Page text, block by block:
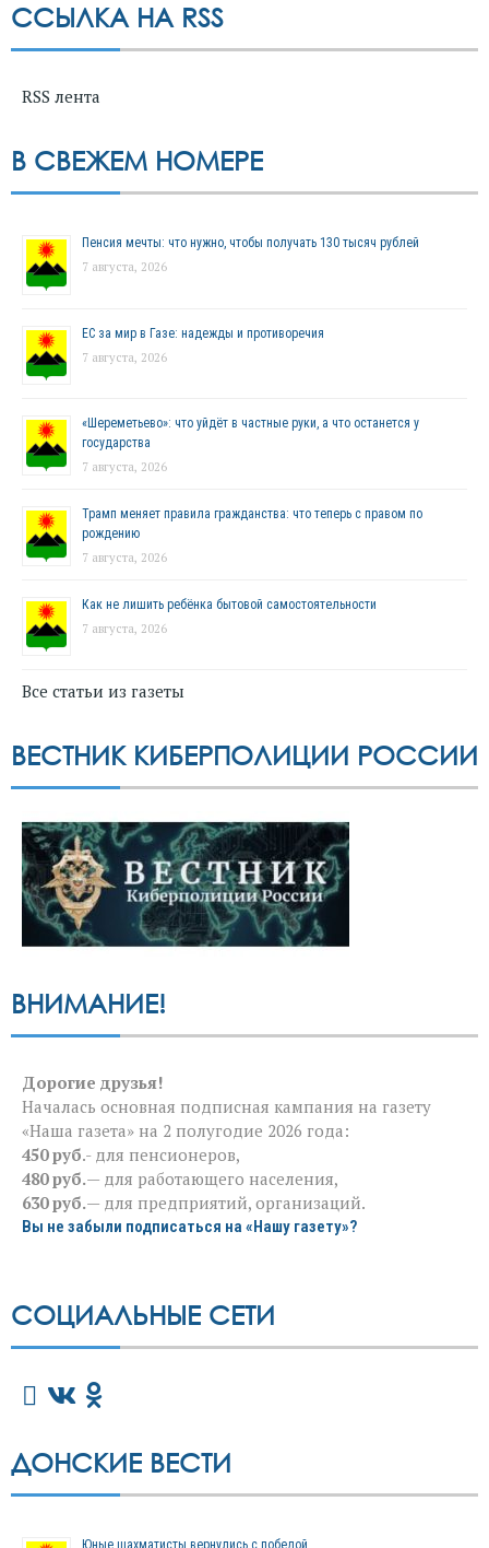
ССЫЛКА НА RSS
RSS лента
В СВЕЖЕМ НОМЕРЕ
Пенсия мечты: что нужно, чтобы получать 130 тысяч рублей
7 августа, 2026
ЕС за мир в Газе: надежды и противоречия
7 августа, 2026
«Шереметьево»: что уйдёт в частные руки, а что останется у
государства
7 августа, 2026
Трамп меняет правила гражданства: что теперь с правом по
рождению
7 августа, 2026
Как не лишить ребёнка бытовой самостоятельности
7 августа, 2026
Все статьи из газеты
ВЕСТНИК КИБЕРПОЛИЦИИ РОССИИ
ВНИМАНИЕ!
Дорогие друзья!
Началась основная подписная кампания на газету
«Наша газета» на 2 полугодие 2026 года:
450 руб.- для пенсионеров,
480 руб.— для работающего населения,
630 руб.— для предприятий, организаций.
Вы не забыли подписаться на «Нашу газету»?
СОЦИАЛЬНЫЕ СЕТИ
ДОНСКИЕ ВЕСТИ